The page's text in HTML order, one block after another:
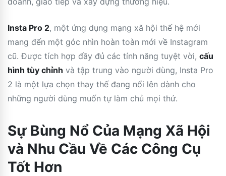
Insta Pro 2, một ứng dụng mạng xã hội thế hệ mới
mang đến một góc nhìn hoàn toàn mới về Instagram
cũ. Được tích hợp đầy đủ các tính năng tuyệt vời, cấu
hình tùy chỉnh và tập trung vào người dùng, Insta Pro
2 là một lựa chọn thay thế đang nổi lên dành cho
những người dùng muốn tự làm chủ mọi thứ.
Sự Bùng Nổ Của Mạng Xã Hội
và Nhu Cầu Về Các Công Cụ
Tốt Hơn